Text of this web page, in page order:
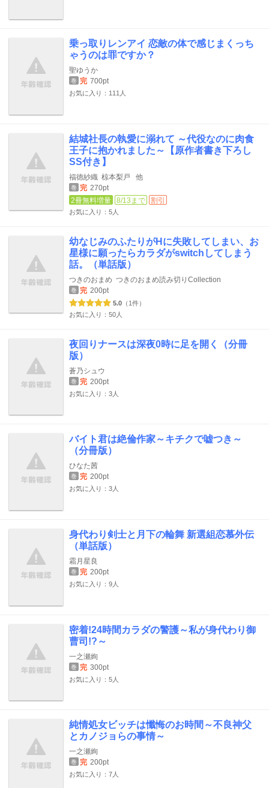
乗っ取りレンアイ 恋敵の体で感じまくっち
ゃうのは罪ですか？
聖ゆうか
巻 完 700pt
お気に入り：111人
結城社長の執愛に溺れて ～代役なのに肉食
王子に抱かれました～【原作者書き下ろし
SS付き】
福徳紗織 椋本梨戸 他
巻 完 270pt
2冊無料増量
8/13まで 割引
お気に入り：5人
幼なじみのふたりがHに失敗してしまい、お
星様に願ったらカラダがswitchしてしまう
話。（単話版）
つきのおまめ つきのおまめ読み切りCollection
巻 完 200pt
5.0 （1件）
お気に入り：50人
夜回りナースは深夜0時に足を開く（分冊
版）
蒼乃シュウ
巻 完 200pt
お気に入り：3人
バイト君は絶倫作家～キチクで嘘つき～
（分冊版）
ひなた茜
巻 完 200pt
お気に入り：3人
身代わり剣士と月下の輪舞 新選組恋慕外伝
（単話版）
霜月星良
巻 完 200pt
お気に入り：9人
密着!24時間カラダの警護～私が身代わり御
曹司!?～
一之瀬絢
巻 完 300pt
お気に入り：5人
純情処女ビッチは懺悔のお時間～不良神父
とカノジョらの事情～
一之瀬絢
巻 完 200pt
お気に入り：7人